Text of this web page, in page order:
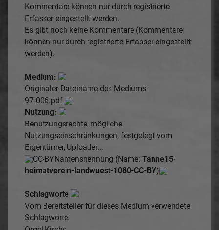
Kommentare können nur durch registrierte
Erfasser eingestellt werden.
Es gibt noch keine Kommentare (Kommentare
können nur durch registrierte Erfasser eingestellt
werden).
Medium:
Originaler Dateiname des Mediums
97-006.pdf
Nutzung:
Benutzungsrechte, mögliche
Nutzungseinschränkungen, festgelegt vom
Eigentümer, Uploader...
CC-BYNamensnennung (Name: Tanne15-
heimatverein-landwuest-1080-CC-BY)
Schlagworte
Vom Bereitsteller für dieses Medium verwendete
Schlagworte.